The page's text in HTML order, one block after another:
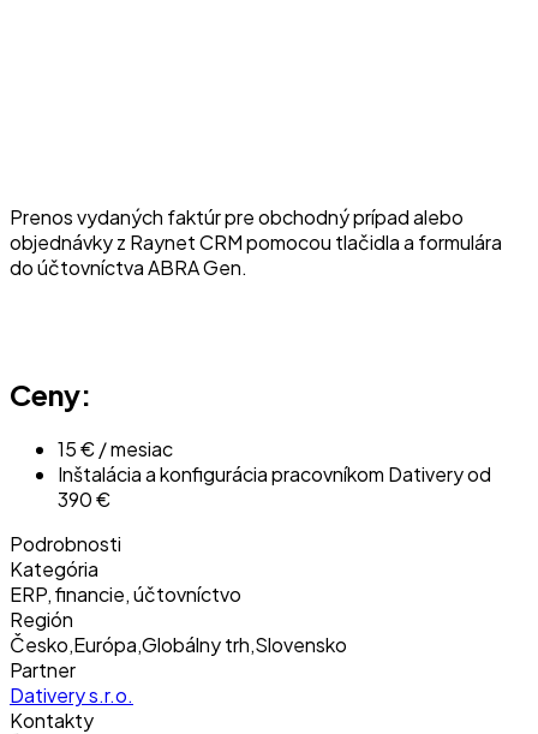
Prenos vydaných faktúr pre obchodný prípad alebo
objednávky z Raynet CRM pomocou tlačidla a formulára
do účtovníctva ABRA Gen.
Ceny:
15 € / mesiac
Inštalácia a konfigurácia pracovníkom Dativery od
390 €
Podrobnosti
Kategória
ERP, financie, účtovníctvo
Región
Česko,Európa,Globálny trh,Slovensko
Partner
Dativery s.r.o.
Kontakty